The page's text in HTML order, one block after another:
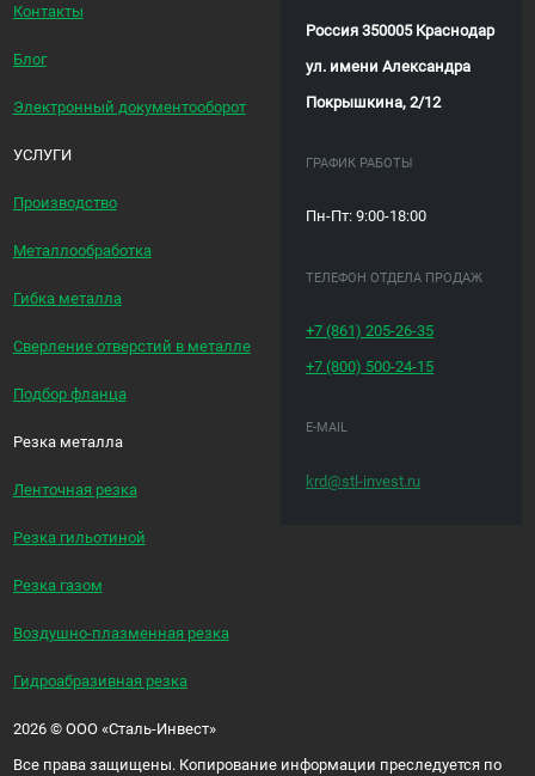
Контакты
Блог
Электронный документооборот
УСЛУГИ
Производство
Металлообработка
Гибка металла
Сверление отверстий в металле
Подбор фланца
Резка металла
Ленточная резка
Резка гильотиной
Резка газом
Воздушно-плазменная резка
Гидроабразивная резка
Россия 350005 Краснодар
ул. имени Александра
Покрышкина, 2/12
ГРАФИК РАБОТЫ
Пн-Пт: 9:00-18:00
ТЕЛЕФОН ОТДЕЛА ПРОДАЖ
+7 (861)205-26-35
+7 (800) 500-24-15
E-MAIL
krd@stl-invest.ru
2026 ©ООО «Сталь-Инвест»
Все права защищены. Копирование информации преследуется по